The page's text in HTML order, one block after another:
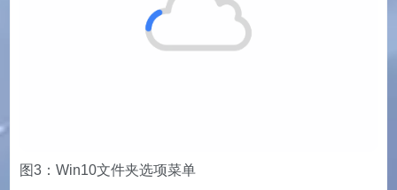
图3：Win10文件夹选项菜单